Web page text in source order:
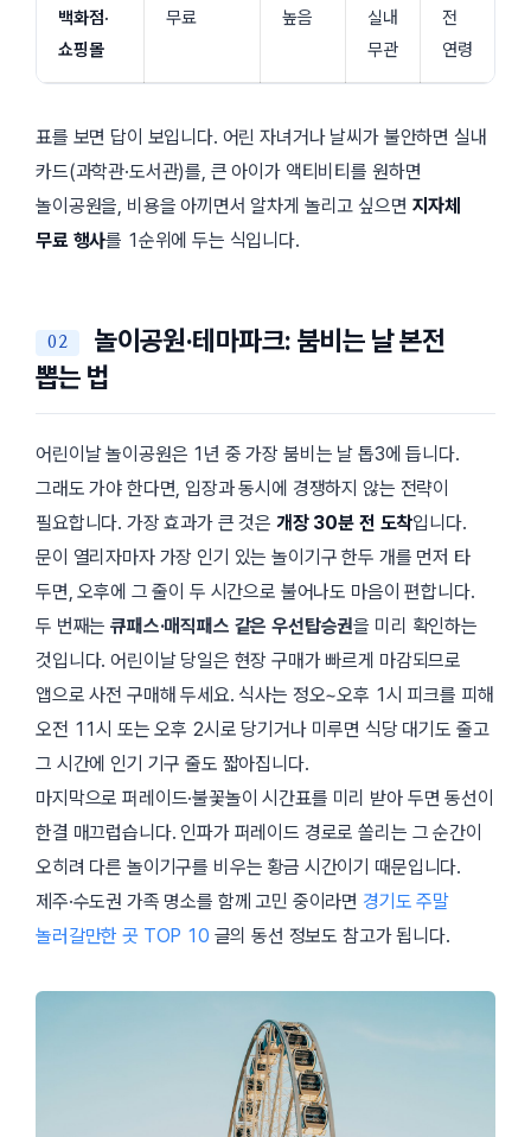
백화점·
쇼핑몰
무료 높음
실내
무관
전
연령
표를 보면 답이 보입니다. 어린 자녀거나 날씨가 불안하면 실내
카드(과학관·도서관)를, 큰 아이가 액티비티를 원하면
놀이공원을, 비용을 아끼면서 알차게 놀리고 싶으면 지자체
무료 행사를 1순위에 두는 식입니다.
놀이공원·테마파크: 붐비는 날 본전
뽑는 법
어린이날 놀이공원은 1년 중 가장 붐비는 날 톱3에 듭니다.
그래도 가야 한다면, 입장과 동시에 경쟁하지 않는 전략이
필요합니다. 가장 효과가 큰 것은 개장 30분 전 도착입니다.
문이 열리자마자 가장 인기 있는 놀이기구 한두 개를 먼저 타
두면, 오후에 그 줄이 두 시간으로 불어나도 마음이 편합니다.
두 번째는큐패스·매직패스 같은 우선탑승권을 미리 확인하는
것입니다. 어린이날 당일은 현장 구매가 빠르게 마감되므로
앱으로 사전 구매해 두세요. 식사는 정오~오후 1시 피크를 피해
오전 11시 또는오후 2시 로 당기거나 미루면 식당 대기도 줄고
그 시간에 인기 기구 줄도 짧아집니다.
마지막으로 퍼레이드·불꽃놀이 시간표를 미리 받아 두면 동선이
한결 매끄럽습니다. 인파가 퍼레이드 경로로 쏠리는 그 순간이
오히려 다른 놀이기구를 비우는 황금 시간이기 때문입니다.
제주·수도권 가족 명소를 함께 고민 중이라면 경기도 주말
놀러갈만한 곳 TOP 10 글의 동선 정보도 참고가 됩니다.